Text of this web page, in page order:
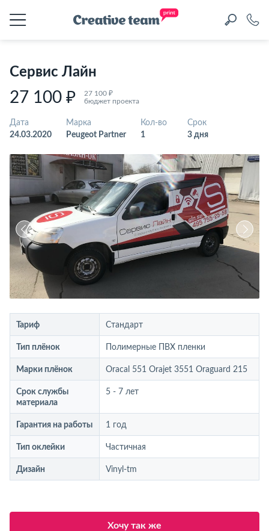
Сервис Лайн
27 100 ₽
27 100 ₽
бюджет проекта
Дата
24.03.2020
Марка
Peugeot Partner
Кол-во
1
Срок
3 дня
Тариф Стандарт
Тип плёнок Полимерные ПВХ пленки
Марки плёнок Oracal 551 Orajet 3551 Oraguard 215
Срок службы
материала
5 - 7 лет
Гарантия на работы 1 год
Тип оклейки Частичная
Дизайн Vinyl-tm
Хочу так же